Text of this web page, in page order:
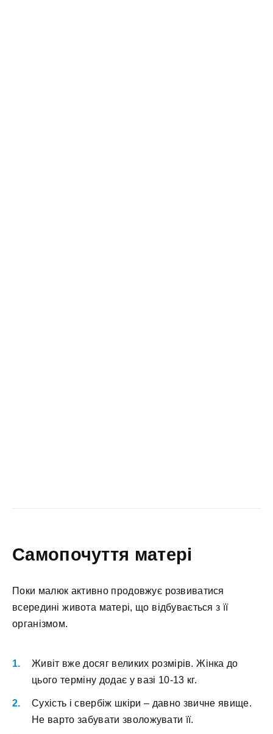
Самопочуття матері
Поки малюк активно продовжує розвиватися
всередині живота матері, що відбувається з її
організмом.
Живіт вже досяг великих розмірів. Жінка до
цього терміну додає у вазі 10-13 кг.
Сухість і свербіж шкіри – давно звичне явище.
Не варто забувати зволожувати її.